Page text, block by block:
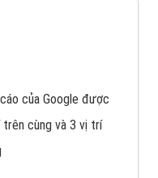
mình. Đừng chần
7) hoặc email:
được tư vấn chuyên